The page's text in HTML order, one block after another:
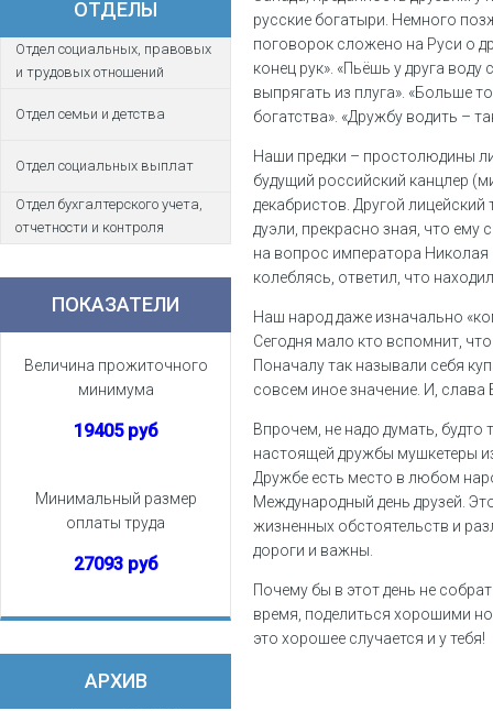
ОТДЕЛЫ
Отдел социальных, правовых
и трудовых отношений
Отдел семьи и детства
Отдел социальных выплат
Отдел бухгалтерского учета,
отчетности и контроля
ПОКАЗАТЕЛИ
Величина прожиточного
минимума
19405 руб
Минимальный размер
оплаты труда
27093 руб
АРХИВ
русские богатыри. Немного
поговорок сложено на Руси о
конец рук». «Пьёшь у друга
выпрягать из плуга». «Больше
богатства». «Дружбу водить –
Наши предки – простолюдины
будущий российский канцлер
декабристов. Другой
дуэли, прекрасно зная, что ему
на вопрос императора Николая
колеблясь, ответил, что
Наш народ даже изначально
Сегодня мало кто вспомнит,
Поначалу так называли себя
совсем иное значение. И,
Впрочем, не надо думать, будто
настоящей дружбы мушкетеры
Дружбе есть место в любом
Международный день друзей.
жизненных обстоятельств и
дороги и важны.
Почему бы в этот день не
время, поделиться хорошими
это хорошее случается и у тебя!